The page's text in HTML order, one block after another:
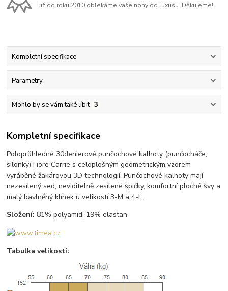
Již od roku 2010 oblékáme vaše nohy do luxusu. Děkujeme!
Kompletní specifikace
Parametry
Mohlo by se vám také líbit 3
Kompletní specifikace
Poloprůhledné 30denierové punčochové kalhoty (punčocháče,
silonky) Fiore Carrie s celoplošným geometrickým vzorem
vyráběné žakárovou 3D technologií. Punčochové kalhoty mají
nezesílený sed, neviditelně zesílené špičky, komfortní ploché švy a
malý bavlněný klínek u velikostí 3-M a 4-L.
Složení: 81% polyamid, 19% elastan
Tabulka velikostí: